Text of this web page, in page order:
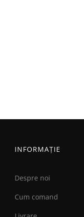
INFORMAȚIE
Despre noi
Cum comand